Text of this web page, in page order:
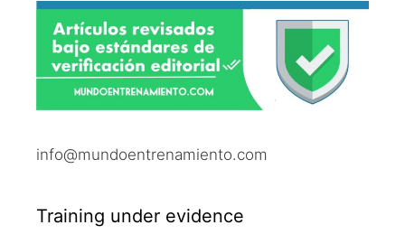
info@mundoentrenamiento.com
Training under evidence